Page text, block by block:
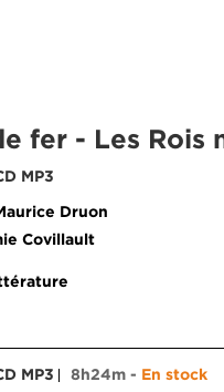
fer - Les Rois
MP3
Druon
Covillault
MP3 8h24m En stock